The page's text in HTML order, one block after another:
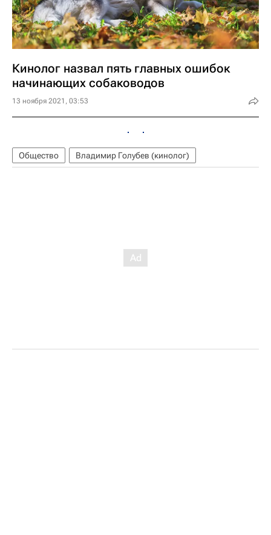
Кинолог назвал пять главных ошибок
начинающих собаководов
13 ноября 2021, 03:53
Общество Владимир Голубев (кинолог)